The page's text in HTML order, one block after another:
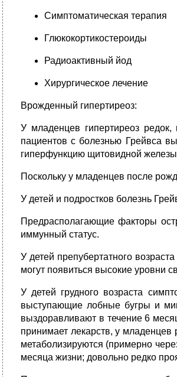
Симптоматическая терапия
Глюкокортикостероиды
Радиоактивный йод
Хирургическое лечение
Врожденный гипертиреоз:
У младенцев гипертиреоз
пациентов с болезнью Грейвса
гиперфункцию щитовидной
Поскольку у младенцев после
У детей и подростков болезнь
Предрасполагающие факторы
иммунный статус.
У детей препубертатного
могут появиться высокие уровни
У детей грудного возраста
выступающие лобные бугры и
выздоравливают в течение 6
принимает лекарств, у младенцев
метаболизируются (примерно
месяца жизни; довольно редко